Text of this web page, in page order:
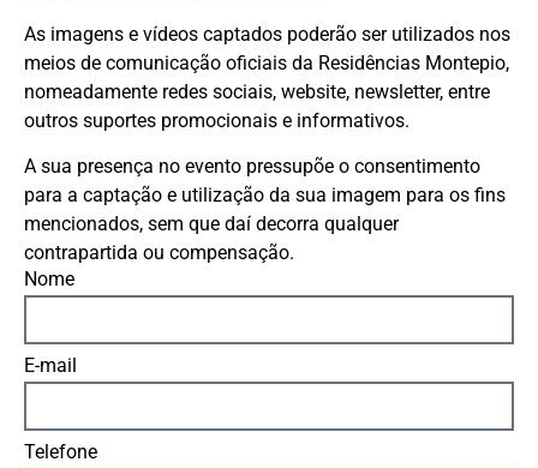
As imagens e vídeos captados poderão ser utilizados nos
meios de comunicação oficiais da Residências Montepio,
nomeadamente redes sociais, website, newsletter, entre
outros suportes promocionais e informativos.
A sua presença no evento pressupõe o consentimento
para a captação e utilização da sua imagem para os fins
mencionados, sem que daí decorra qualquer
contrapartida ou compensação.
Nome
E-mail
Telefone